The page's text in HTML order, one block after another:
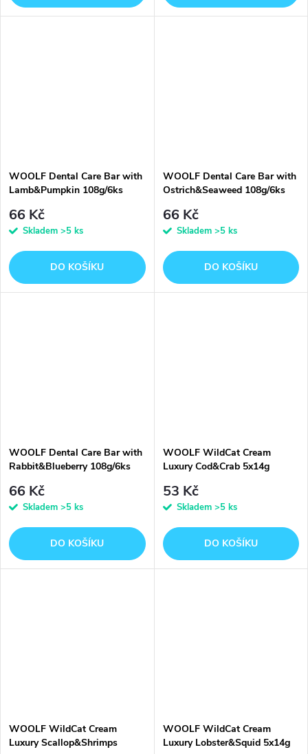
WOOLF Dental Care Bar with
Lamb&Pumpkin 108g/6ks
66 Kč
Skladem >5 ks
DO KOŠÍKU
WOOLF Dental Care Bar with
Ostrich&Seaweed 108g/6ks
66 Kč
Skladem >5 ks
DO KOŠÍKU
WOOLF Dental Care Bar with
Rabbit&Blueberry 108g/6ks
66 Kč
Skladem >5 ks
DO KOŠÍKU
WOOLF WildCat Cream
Luxury Cod&Crab 5x14g
53 Kč
Skladem >5 ks
DO KOŠÍKU
WOOLF WildCat Cream
Luxury Scallop&Shrimps
WOOLF WildCat Cream
Luxury Lobster&Squid 5x14g